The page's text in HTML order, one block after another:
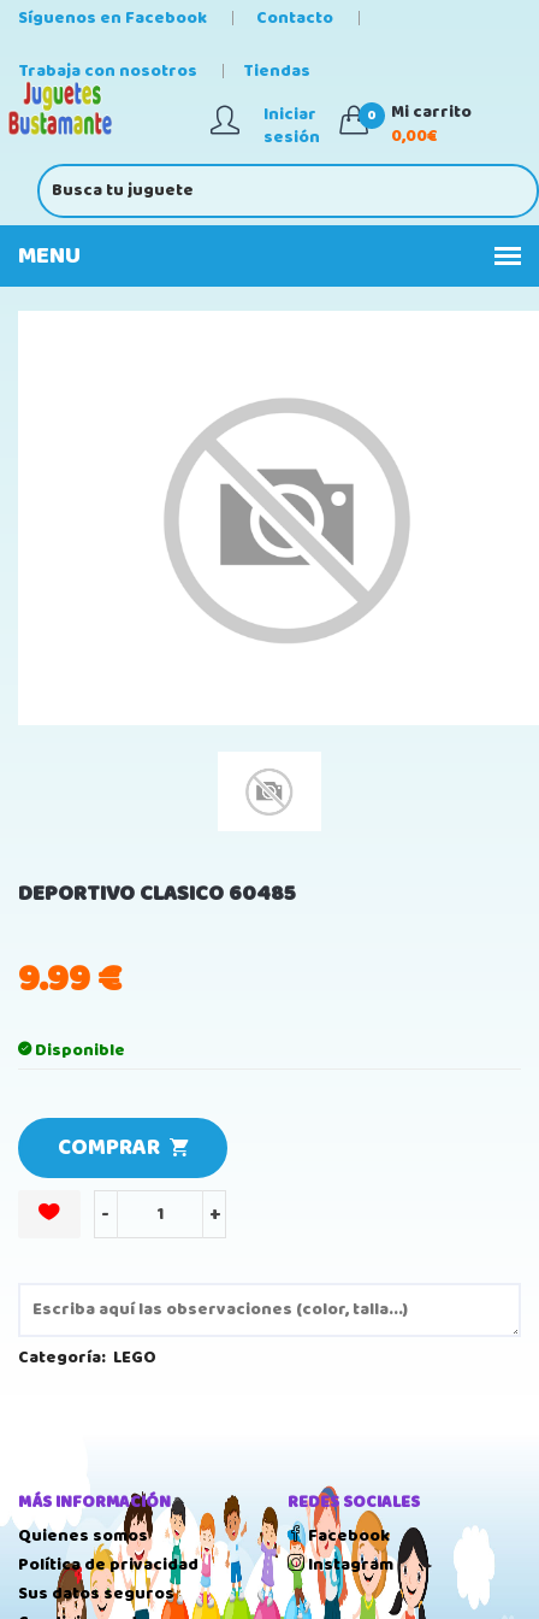
Síguenos en Facebook
Contacto
Trabaja con nosotros
Tiendas
Iniciar
sesión
0
Mi carrito
0,00€
DEPORTIVO CLASICO 60485
9.99€
Disponible
COMPRAR
- +
Categoría: LEGO
MÁS INFORMACIÓN
Quienes somos
Política de privacidad
Sus datos seguros
REDES SOCIALES
Facebook
Instagram